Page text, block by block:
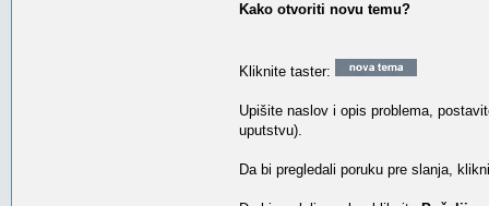
Kako otvoriti novu temu?
Kliknite taster:
Upišite naslov i opis problema,
uputstvu).
Da bi pregledali poruku pre slanja,